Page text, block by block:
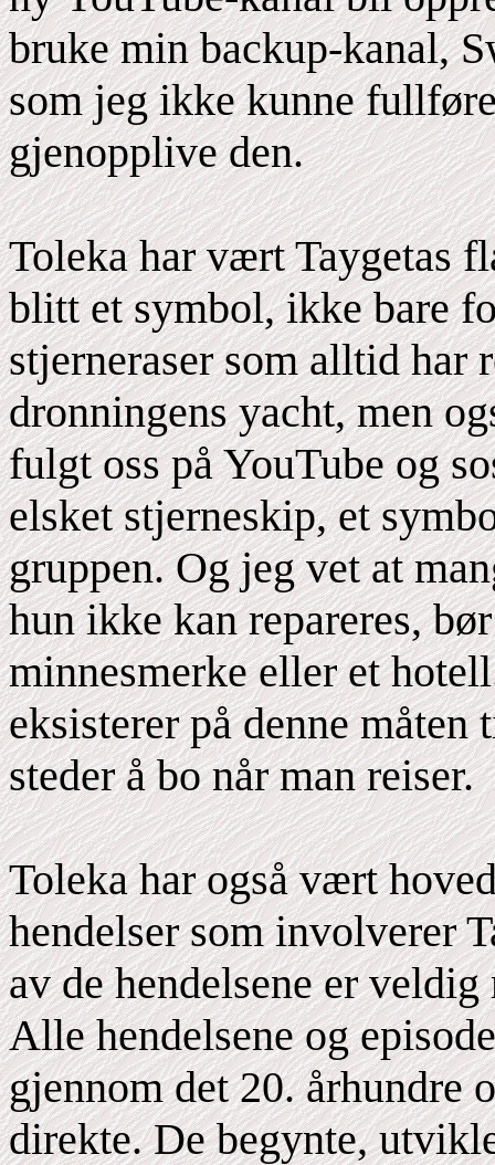
bruke min backup-kanal,
som jeg ikke kunne
gjenopplive den.
Toleka har vært Taygetas
blitt et symbol, ikke bare
stjerneraser som alltid har
dronningens yacht, men
fulgt oss på YouTube og
elsket stjerneskip, et
gruppen. Og jeg vet at
hun ikke kan repareres,
minnesmerke eller et
eksisterer på denne måten
steder å bo når man reiser.
Toleka har også vært
hendelser som involverer
av de hendelsene er
Alle hendelsene og
gjennom det 20. århundre
direkte. De begynte,